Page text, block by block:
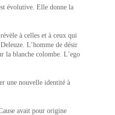
évolutive. Elle donne la
à celles et à ceux qui
L’homme de désir
la blanche colombe. L’ego
une nouvelle identité à
avait pour origine